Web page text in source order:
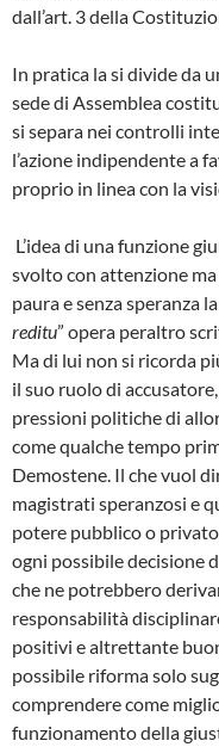
dall’art. 3 della
In pratica la si divide da
sede di Assemblea
si separa nei controlli
l’azione indipendente a
proprio in linea con la
L’idea di una funzione
svolto con attenzione
paura e senza speranza
reditu” opera peraltro
Ma di lui non si ricorda
il suo ruolo di
pressioni politiche di
come qualche tempo
Demostene. Il che vuol
magistrati speranzosi e
potere pubblico o
ogni possibile decisione
che ne potrebbero
responsabilità
positivi e altrettante
possibile riforma solo
comprendere come
funzionamento della